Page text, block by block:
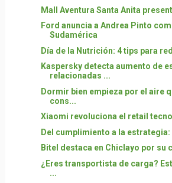
Mall Aventura Santa Anita
Ford anuncia a Andrea Pinto
Sudamérica
Día de la Nutrición: 4 tips para
Kaspersky detecta aumento de
relacionadas ...
Dormir bien empieza por el aire
cons...
Xiaomi revoluciona el retail
Del cumplimiento a la
Bitel destaca en Chiclayo por su
¿Eres transportista de carga?
...